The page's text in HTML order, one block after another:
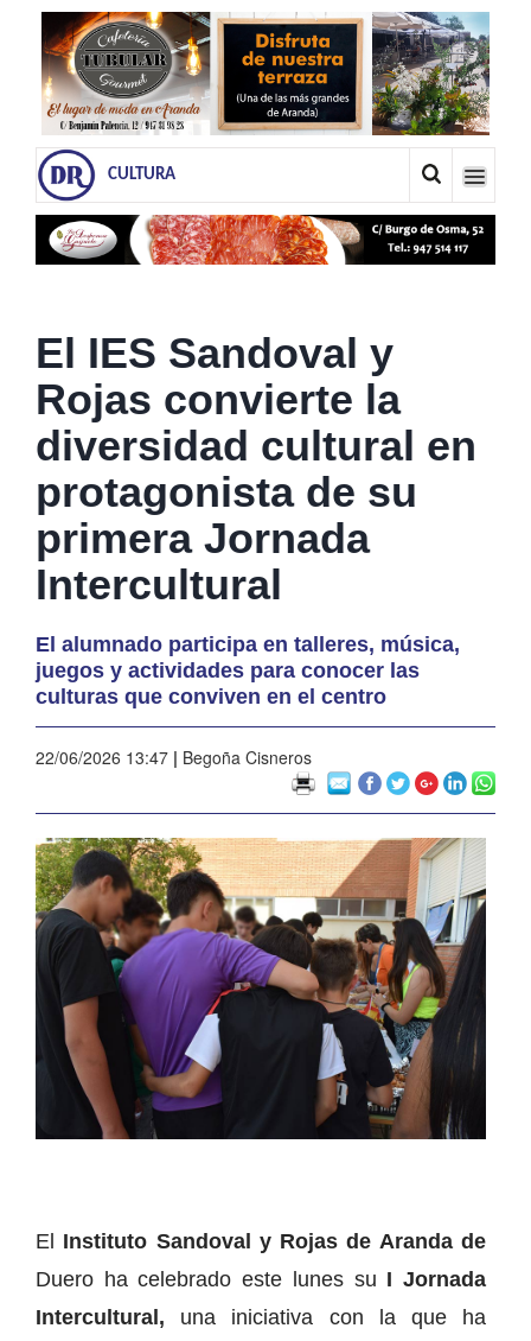
CULTURA
El IES Sandoval y
Rojas convierte la
diversidad cultural en
protagonista de su
primera Jornada
Intercultural
El alumnado participa en talleres, música,
juegos y actividades para conocer las
culturas que conviven en el centro
22/06/2026 13:47 | Begoña Cisneros
El Instituto Sandoval y Rojas de Aranda de
Duero ha celebrado este lunes su I Jornada
Intercultural, una iniciativa con la que ha